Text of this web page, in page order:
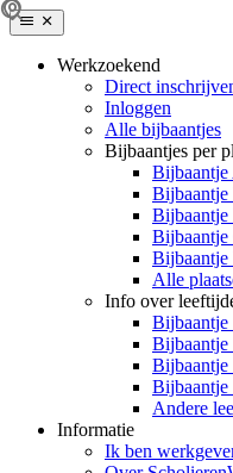
Werkzoekend
Direct
Inloggen
Alle bijbaantjes
Bijbaantjes per
Bijbaantje
Bijbaantje
Bijbaantje
Bijbaantje
Bijbaantje
Alle
Info over
Bijbaantje
Bijbaantje
Bijbaantje
Bijbaantje
Andere
Informatie
Ik ben